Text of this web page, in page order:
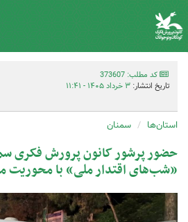
کد مطلب: 373607
تاریخ انتشار: ۳ خرداد ۱۴۰۵ - ۱۱:۴۱
استان‌ها سمنان
حضور پرشور کانون پرورش فکری
«شب‌های اقتدار ملی» با